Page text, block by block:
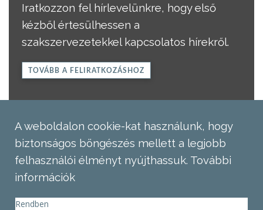
Iratkozzon fel hírlevelünkre, hogy első
kézből értesülhessen a
szakszervezetekkel kapcsolatos hírekről.
TOVÁBB A FELIRATKOZÁSHOZ
A weboldalon cookie-kat használunk, hogy
biztonságos böngészés mellett a legjobb
felhasználói élményt nyújthassuk. További
információk
Rendben